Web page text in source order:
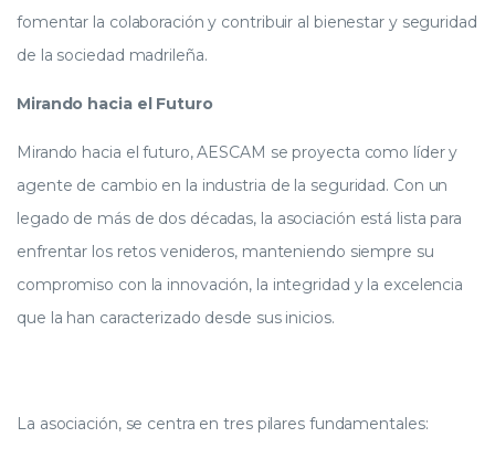
fomentar la colaboración y contribuir al bienestar y seguridad
de la sociedad madrileña.
Mirando hacia el Futuro
Mirando hacia el futuro, AESCAM se proyecta como líder y
agente de cambio en la industria de la seguridad. Con un
legado de más de dos décadas, la asociación está lista para
enfrentar los retos venideros, manteniendo siempre su
compromiso con la innovación, la integridad y la excelencia
que la han caracterizado desde sus inicios.
La asociación, se centra en tres pilares fundamentales: